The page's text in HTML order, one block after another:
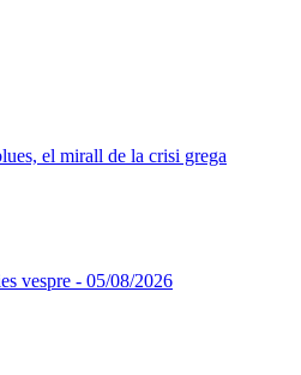
el mirall de la crisi grega
vespre - 05/08/2026